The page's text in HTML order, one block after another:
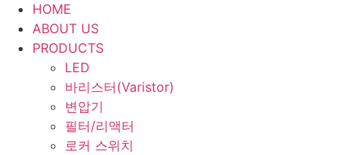
HOME
ABOUT US
PRODUCTS
LED
바리스터(Varistor)
변압기
필터/리액터
로커 스위치